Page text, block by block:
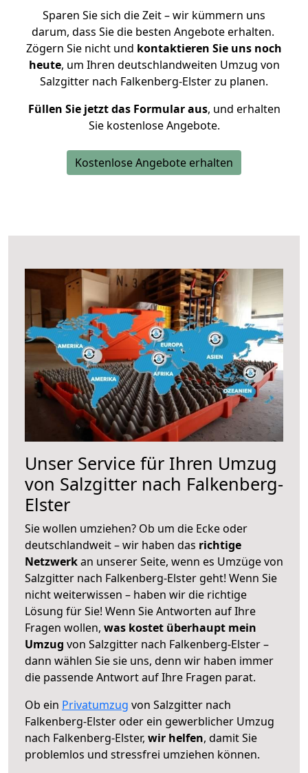
Sparen Sie sich die Zeit – wir kümmern uns
darum, dass Sie die besten Angebote erhalten.
Zögern Sie nicht und kontaktieren Sie uns noch
heute, um Ihren deutschlandweiten Umzug von
Salzgitter nach Falkenberg-Elster zu planen.
Füllen Sie jetzt das Formular aus, und erhalten
Sie kostenlose Angebote.
Kostenlose Angebote erhalten
Unser Service für Ihren Umzug
von Salzgitter nach Falkenberg-
Elster
Sie wollen umziehen? Ob um die Ecke oder
deutschlandweit – wir haben das richtige
Netzwerkan unserer Seite, wenn es Umzüge von
Salzgitter nach Falkenberg-Elster geht! Wenn Sie
nicht weiterwissen – haben wir die richtige
Lösung für Sie! Wenn Sie Antworten auf Ihre
Fragen wollen, was kostet überhaupt mein
Umzug von Salzgitter nach Falkenberg-Elster –
dann wählen Sie sie uns, denn wir haben immer
die passende Antwort auf Ihre Fragen parat.
Ob ein Privatumzug von Salzgitter nach
Falkenberg-Elster oder ein gewerblicher Umzug
nach Falkenberg-Elster, wir helfen, damit Sie
problemlos und stressfrei umziehen können.